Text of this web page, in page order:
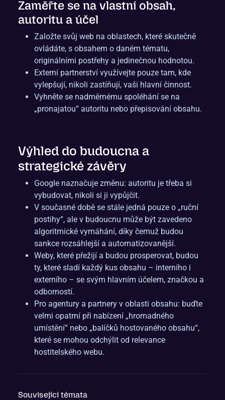
Zaměřte se na vlastní obsah,
autoritu a účel
Založte svůj web na oblastech, které skutečně
ovládáte, s obsahem o daném tématu,
originálními postřehy a jedinečnou hodnotou.
Externí partnerství využívejte pouze tam, kde
vylepšují, nikoli zastíňují, vaši hlavní činnost.
Vyhněte se nadměrnému spoléhání se na
„pronajatou“ autoritu nebo přepisování obsahu.
Výhled do budoucna a
strategické závěry
Google naznačuje změnu: autoritu je třeba si
vybudovat, nikoli si ji vypůjčit.
V současné době se stále jedná pouze o „ruční
postihy“, ale v budoucnu může být zavedeno
algoritmické vymáhání, díky čemuž budou
sankce rozsáhlejší a automatizovanější.
Weby, které přežijí a budou prosperovat, budou
ty, které sladí každý kus obsahu – interního i
externího – se svým hlavním účelem, značkou a
odborností.
Pro agentury a partnery v oblasti obsahu: buďte
velmi opatrní při nabízení „hromadného
umístění“ nebo „balíčků hostovaného obsahu“,
které se mohou odchýlit od relevance
hostitelského webu.
Související témata